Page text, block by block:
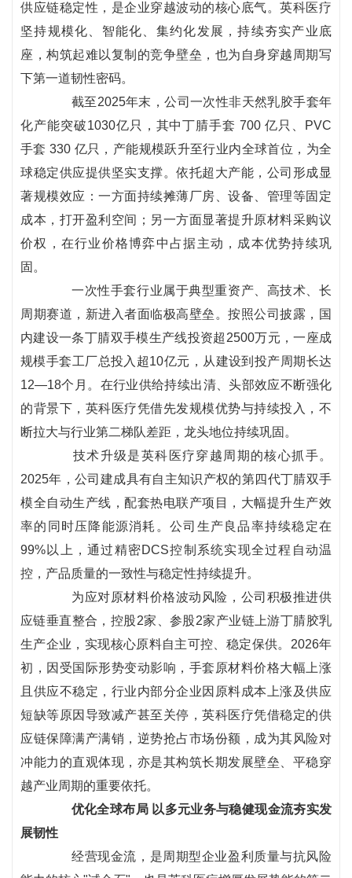
供应链稳定性，是企业穿越波动的核心底气。英科医疗
坚持规模化、智能化、集约化发展，持续夯实产业底
座，构筑起难以复制的竞争壁垒，也为自身穿越周期写
下第一道韧性密码。
截至2025年末，公司一次性非天然乳胶手套年
化产能突破1030亿只，其中丁腈手套 700 亿只、PVC
手套 330 亿只，产能规模跃升至行业内全球首位，为全
球稳定供应提供坚实支撑。依托超大产能，公司形成显
著规模效应：一方面持续摊薄厂房、设备、管理等固定
成本，打开盈利空间；另一方面显著提升原材料采购议
价权，在行业价格博弈中占据主动，成本优势持续巩
固。
一次性手套行业属于典型重资产、高技术、长
周期赛道，新进入者面临极高壁垒。按照公司披露，国
内建设一条丁腈双手模生产线投资超2500万元，一座成
规模手套工厂总投入超10亿元，从建设到投产周期长达
12—18个月。在行业供给持续出清、头部效应不断强化
的背景下，英科医疗凭借先发规模优势与持续投入，不
断拉大与行业第二梯队差距，龙头地位持续巩固。
技术升级是英科医疗穿越周期的核心抓手。
2025年，公司建成具有自主知识产权的第四代丁腈双手
模全自动生产线，配套热电联产项目，大幅提升生产效
率的同时压降能源消耗。公司生产良品率持续稳定在
99%以上，通过精密DCS控制系统实现全过程自动温
控，产品质量的一致性与稳定性持续提升。
为应对原材料价格波动风险，公司积极推进供
应链垂直整合，控股2家、参股2家产业链上游丁腈胶乳
生产企业，实现核心原料自主可控、稳定保供。2026年
初，因受国际形势变动影响，手套原材料价格大幅上涨
且供应不稳定，行业内部分企业因原料成本上涨及供应
短缺等原因导致减产甚至关停，英科医疗凭借稳定的供
应链保障满产满销，逆势抢占市场份额，成为其风险对
冲能力的直观体现，亦是其构筑长期发展壁垒、平稳穿
越产业周期的重要依托。
优化全球布局 以多元业务与稳健现金流夯实发
展韧性
经营现金流，是周期型企业盈利质量与抗风险